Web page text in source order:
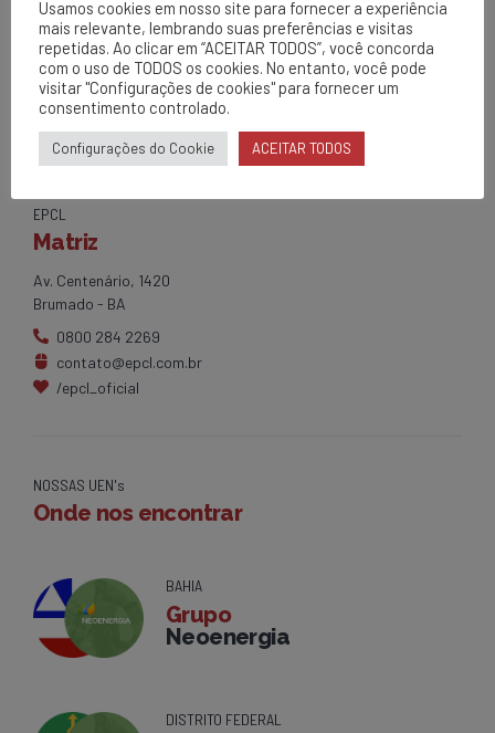
ONL, OERO, CRC e Linha Viva)
EPCL
Matriz
Av. Centenário, 1420
Brumado - BA
0800 284 2269
contato@epcl.com.br
/epcl_oficial
NOSSAS UEN's
Onde nos encontrar
BAHIA
Grupo
Neoenergia
DISTRITO FEDERAL
Usamos cookies em nosso site para fornecer a experiência
mais relevante, lembrando suas preferências e visitas
repetidas. Ao clicar em “ACEITAR TODOS”, você concorda
com o uso de TODOS os cookies. No entanto, você pode
visitar "Configurações de cookies" para fornecer um
consentimento controlado.
Configurações do Cookie ACEITAR TODOS